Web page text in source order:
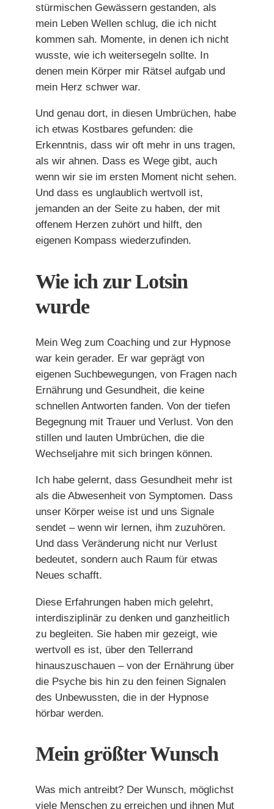
stürmischen Gewässern gestanden, als
mein Leben Wellen schlug, die ich nicht
kommen sah. Momente, in denen ich nicht
wusste, wie ich weitersegeln sollte. In
denen mein Körper mir Rätsel aufgab und
mein Herz schwer war.
Und genau dort, in diesen Umbrüchen, habe
ich etwas Kostbares gefunden: die
Erkenntnis, dass wir oft mehr in uns tragen,
als wir ahnen. Dass es Wege gibt, auch
wenn wir sie im ersten Moment nicht sehen.
Und dass es unglaublich wertvoll ist,
jemanden an der Seite zu haben, der mit
offenem Herzen zuhört und hilft, den
eigenen Kompass wiederzufinden.
Wie ich zur Lotsin
wurde
Mein Weg zum Coaching und zur Hypnose
war kein gerader. Er war geprägt von
eigenen Suchbewegungen, von Fragen nach
Ernährung und Gesundheit, die keine
schnellen Antworten fanden. Von der tiefen
Begegnung mit Trauer und Verlust. Von den
stillen und lauten Umbrüchen, die die
Wechseljahre mit sich bringen können.
Ich habe gelernt, dass Gesundheit mehr ist
als die Abwesenheit von Symptomen. Dass
unser Körper weise ist und uns Signale
sendet – wenn wir lernen, ihm zuzuhören.
Und dass Veränderung nicht nur Verlust
bedeutet, sondern auch Raum für etwas
Neues schafft.
Diese Erfahrungen haben mich gelehrt,
interdisziplinär zu denken und ganzheitlich
zu begleiten. Sie haben mir gezeigt, wie
wertvoll es ist, über den Tellerrand
hinauszuschauen – von der Ernährung über
die Psyche bis hin zu den feinen Signalen
des Unbewussten, die in der Hypnose
hörbar werden.
Mein größter Wunsch
Was mich antreibt? Der Wunsch, möglichst
viele Menschen zu erreichen und ihnen Mut